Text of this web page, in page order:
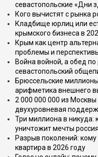
севастопольские «Дни
Кого вычистят с рынка
Кладбище юрлиц или
крымского бизнеса в
Крым как центр
проблемы и
Война войной, а обед
севастопольский
Брюссельские
арифметика внешнего
2 000 000 000 из
двухуровневая
Три миллиона в никуда:
уничтожит мечты
Разрыв поколений:
квартира в 2026 году